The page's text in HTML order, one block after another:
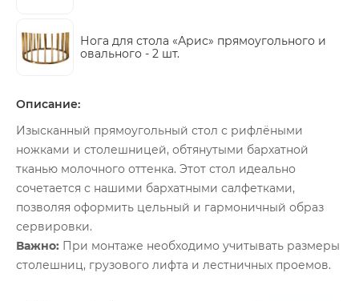
Нога для стола «Арис» прямоугольного и
овального - 2 шт.
Описание:
Изысканный прямоугольный стол с рифлёными
ножками и столешницей, обтянутыми бархатной
тканью молочного оттенка. Этот стол идеально
сочетается с нашими бархатными салфетками,
позволяя оформить цельный и гармоничный образ
сервировки.
Важно: При монтаже необходимо учитывать размеры
столешниц, грузового лифта и лестничных проемов.